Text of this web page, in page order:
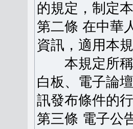
的規定，制定本
第二條 在中華
資訊，適用本規
本規定所稱
白板、電子論
訊發布條件的行
第三條 電子公